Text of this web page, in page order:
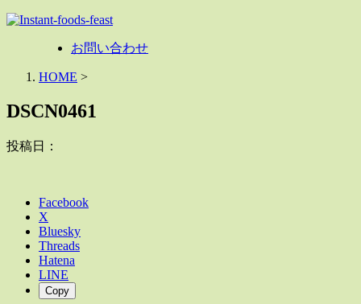
お問い合わせ
HOME >
DSCN0461
投稿日：
Facebook
X
Bluesky
Threads
Hatena
LINE
Copy